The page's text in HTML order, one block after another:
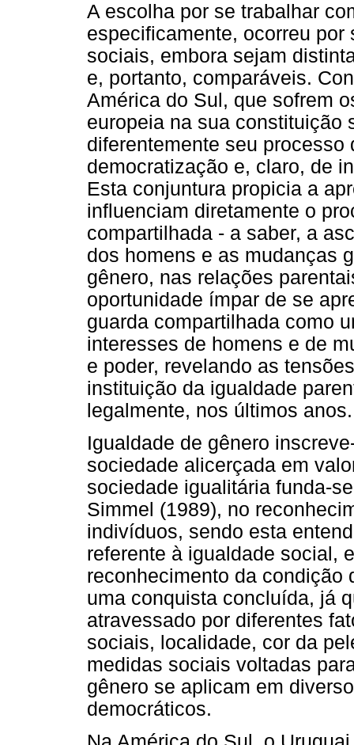
A escolha por se trabalhar
especificamente, ocorreu
sociais, embora sejam
e, portanto, comparáveis.
América do Sul, que sofrem
europeia na sua constituição
diferentemente seu processo
democratização e, claro, de
Esta conjuntura propicia a
influenciam diretamente o
compartilhada - a saber, a
dos homens e as mudanças
gênero, nas relações
oportunidade ímpar de se
guarda compartilhada como
interesses de homens e de
e poder, revelando as
instituição da igualdade
legalmente, nos últimos anos.
Igualdade de gênero
sociedade alicerçada em
sociedade igualitária funda-
Simmel (1989), no
indivíduos, sendo esta
referente à igualdade social,
reconhecimento da condição
uma conquista concluída, já
atravessado por diferentes
sociais, localidade, cor da
medidas sociais voltadas
gênero se aplicam em
democráticos.